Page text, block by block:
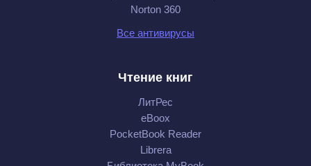
Norton 360
Все антивирусы
Чтение книг
ЛитРес
eBoox
PocketBook Reader
Librera